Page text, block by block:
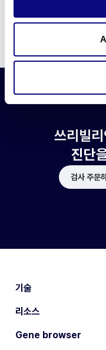
쓰리빌
진단
검사 주문
기술
리소스
Gene browser